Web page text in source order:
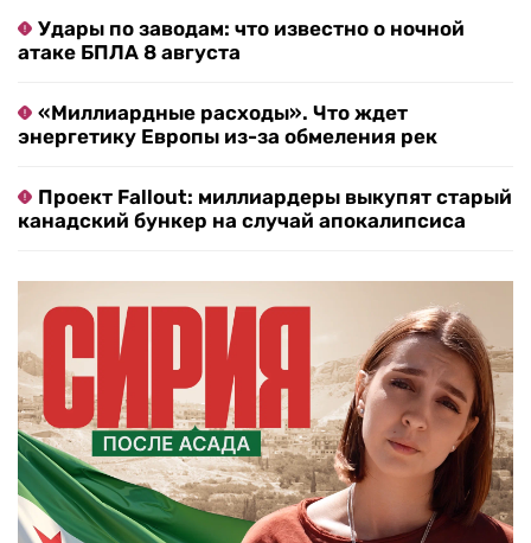
Удары по заводам: что известно о ночной
атаке БПЛА 8 августа
«Миллиардные расходы». Что ждет
энергетику Европы из-за обмеления рек
Проект Fallout: миллиардеры выкупят старый
канадский бункер на случай апокалипсиса